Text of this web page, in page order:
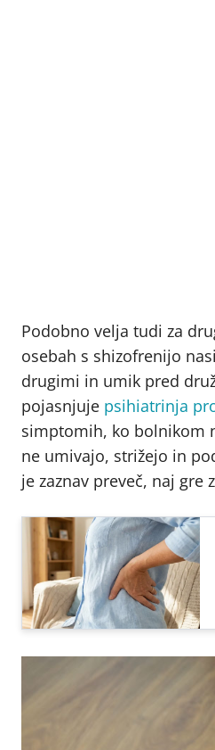
Podobno velja tudi za
osebah s shizofrenijo
drugimi in umik pred
pojasnjuje psihiatrinja
simptomih, ko bolnikom
ne umivajo, strižejo in
je zaznav preveč, naj